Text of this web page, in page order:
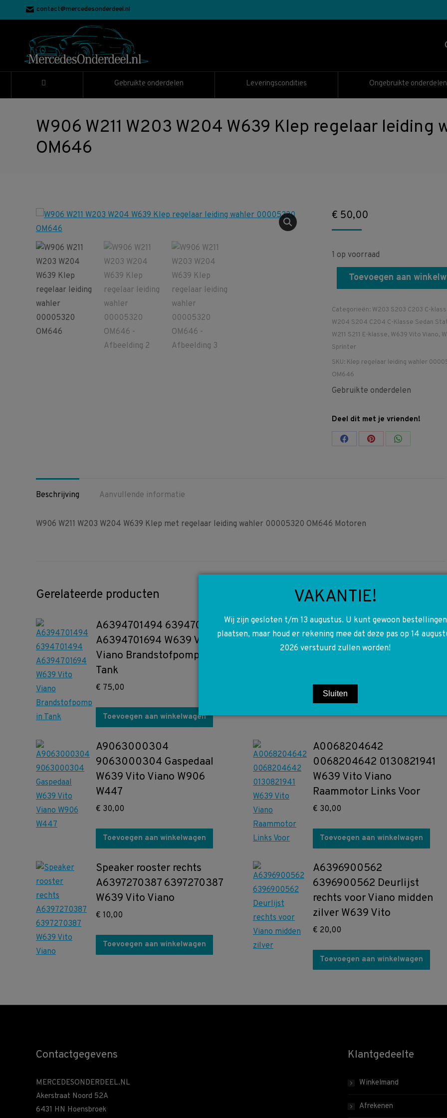
contact@mercedesonderdeel.nl
Gebruikte onderdelen Leveringscondities Ongebruikte onderdelen
W906 W211 W203 W204 W639 Klep regelaar
OM646
€ 50,00
1 op voorraad
Toevoegen aan
Categorieën: W203 S203 C203 C-
W204 S204 C204 C-Klasse Sedan
W211 S211 E-klasse, W639 Vito Viano,
Sprinter
SKU: Klep regelaar leiding wahler
OM646
Gebruikte onderdelen
Deel dit met je vrienden!
Share Share Share
Beschrijving
Aanvullende informatie
W906 W211 W203 W204 W639 Klep met regelaar leiding wahler 00005320 OM646 Motoren
Gerelateerde producten
A6394701494 6394701494
A6394701694 W639 Vito
Viano Brandstofpomp in
Tank
€ 75,00
Toevoegen aan winkelwagen
A6396891031 6396891031
W639 Vito Viano Radio
Toevoegen aan winkelwagen
A9063000304
9063000304 Gaspedaal
W639 Vito Viano W906
W447
€ 30,00
Toevoegen aan winkelwagen
A0068204642
0068204642 0130821941
W639 Vito Viano
Raammotor Links Voor
€ 30,00
Toevoegen aan winkelwagen
Speaker rooster rechts
A6397270387 6397270387
W639 Vito Viano
€ 10,00
Toevoegen aan winkelwagen
A6396900562
6396900562 Deurlijst
rechts voor Viano midden
zilver W639 Vito
€ 20,00
Toevoegen aan winkelwagen
Contactgegevens
MERCEDESONDERDEEL.NL
Akerstraat Noord 52A
6431 HN Hoensbroek
Klantgedeelte
Winkelmand
Afrekenen
VAKANTIE!
Wij zijn gesloten t/m 13 augustus. U kunt gewoon bestellingen
plaatsen, maar houd er rekening mee dat deze pas op 14
2026 verstuurd zullen worden!
Sluiten